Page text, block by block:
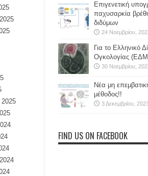
2025
Επιγενετική
παχυσαρκία
διδύμων
24 Νοεμβρίου,
Για το Ελληνικό
Ογκολογίας
30 Νοεμβρίου,
Νέα μη
μέθοδος!!
3 Δεκεμβρίου,
FIND US ON FACEBOOK